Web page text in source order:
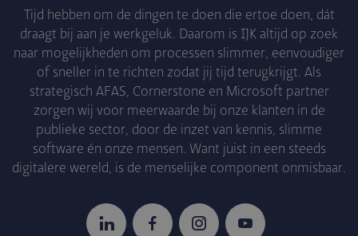
Tijd hebben om de dingen te doen die ertoe doen, dát
draagt bij aan je werkgeluk. Daarom is IJK altijd op zoek
naar mogelijkheden om processen slimmer, eenvoudiger
of sneller in te richten zodat jij tijd terugkrijgt. Als
strategisch AFAS, Cornerstone en Microsoft partner
zorgen wij voor meerwaarde bij onze klanten in de
publieke sector, door de inzet van kennis, slimme
software én onze mensen. Want juist in een steeds
digitalere wereld, is de menselijke component onmisbaar.